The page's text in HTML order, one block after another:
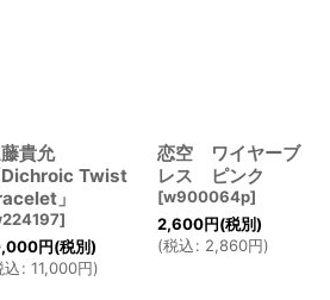
貴允
Dichroic Twist
」
]
円(税別)
込: 11,000円)
恋空 ワイヤーブ
レス ピンク
[w900064p]
2,600円(税別)
(税込: 2,860円)